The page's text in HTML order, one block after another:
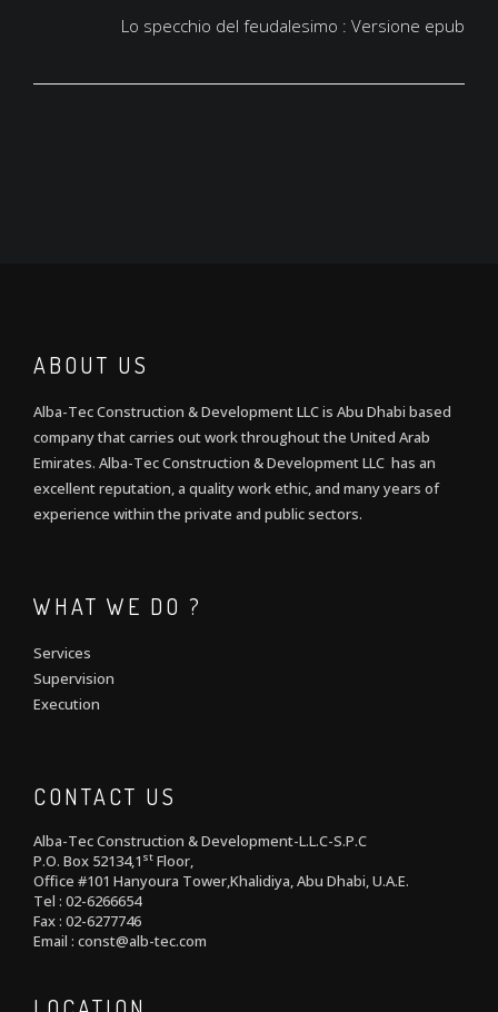
Lo specchio del feudalesimo : Versione epub
ABOUT US
Alba-Tec Construction & Development LLC is Abu Dhabi based
company that carries out work throughout the United Arab
Emirates. Alba-Tec Construction & Development LLC has an
excellent reputation, a quality work ethic, and many years of
experience within the private and public sectors.
WHAT WE DO ?
Services
Supervision
Execution
CONTACT US
Alba-Tec Construction & Development-L.L.C-S.P.C
P.O. Box 52134,1 st Floor,
Office #101 Hanyoura Tower,Khalidiya, Abu Dhabi, U.A.E.
Tel : 02-6266654
Fax : 02-6277746
Email : const@alb-tec.com